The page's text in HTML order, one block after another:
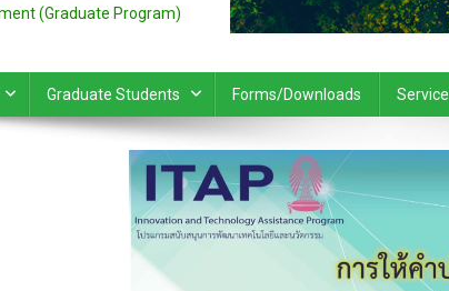
(Graduate Program)
Graduate Students Forms/Downloads Service